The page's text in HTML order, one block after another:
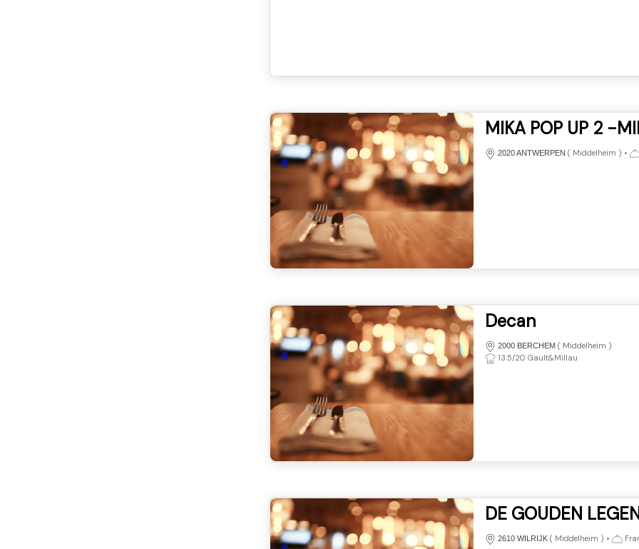
MIKA POP UP 2 -
2020 ANTWERPEN ( Middelheim ) •
Decan
2000 BERCHEM ( Middelheim )
13.5/20 Gault&Millau
DE GOUDEN
2610 WILRIJK ( Middelheim ) •